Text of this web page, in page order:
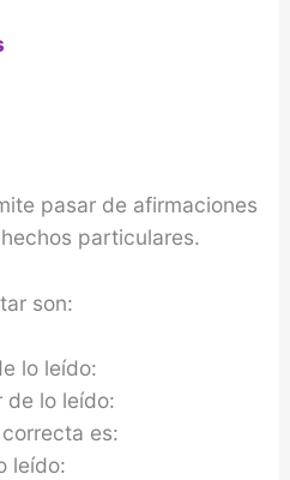
pasar de afirmaciones
particulares.
son:
lo leído:
de lo leído:
es:
leído: